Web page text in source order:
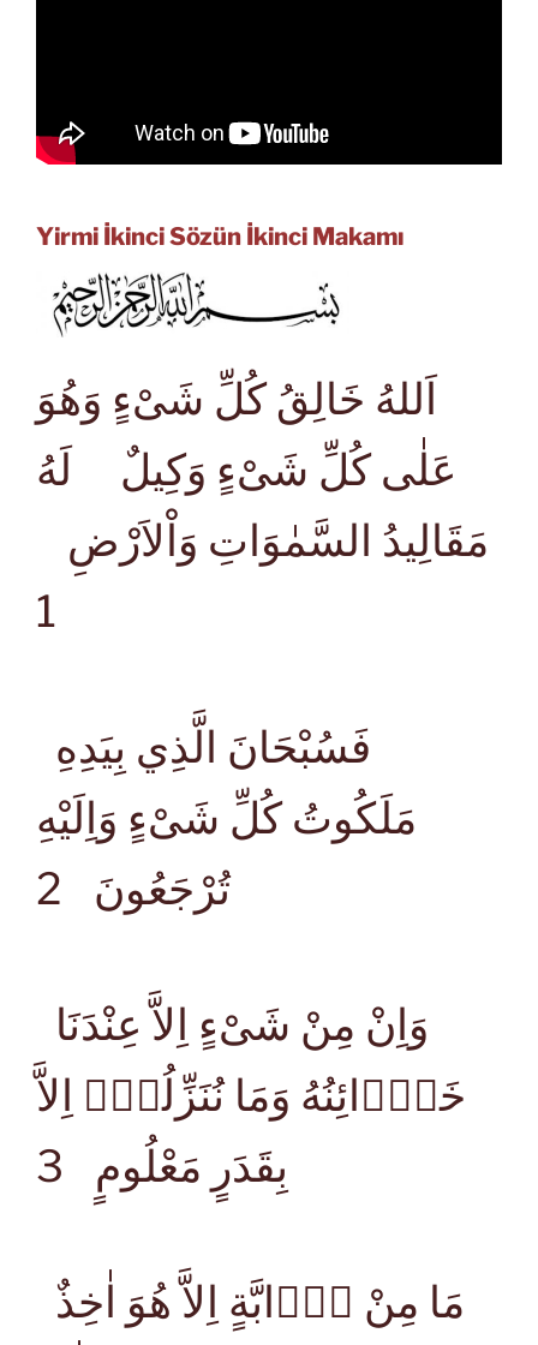
Yirmi İkinci Sözün İkinci Makamı
اَللهُ خَالِقُ كُلِّ شَىْءٍ وَهُوَ
عَلٰى كُلِّ شَىْءٍ وَكِيلٌ لَهُ
مَقَالِيدُ السَّمٰوَاتِ وَاْلاَرْضِ
مَلَكُوتُ كُلِّ شَىْءٍ وَاِلَيْهِ
تُرْجَعُونَ2
خَزَۤائِنُهُ وَمَا نُنَزِّلُهُۤ اِلاَّ
بِقَدَرٍ مَعْلُومٍ